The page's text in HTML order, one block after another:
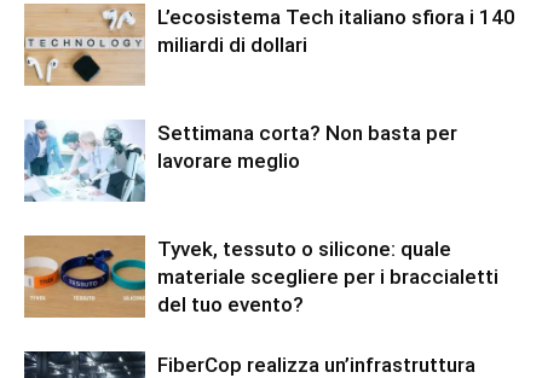
L’ecosistema Tech italiano sfiora i 140
miliardi di dollari
Settimana corta? Non basta per
lavorare meglio
Tyvek, tessuto o silicone: quale
materiale scegliere per i braccialetti
del tuo evento?
FiberCop realizza un’infrastruttura